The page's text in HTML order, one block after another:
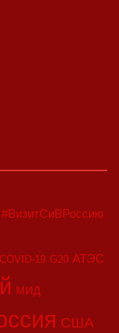
#ВизитСиВРоссию
COVID-19 G20 АТЭС
МИД
США